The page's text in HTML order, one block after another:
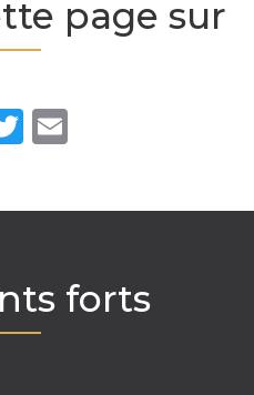
page sur
Twitter
forts